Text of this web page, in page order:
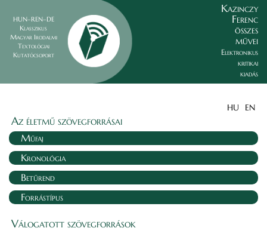
HUN–REN–DE
Klasszikus
Magyar Irodalmi
Textológiai
Kutatócsoport
Kazinczy
Ferenc
összes
művei
Elektronikus
kritikai
kiadás
HU EN
Az életmű szövegforrásai
Műfaj
Kronológia
Betűrend
Forrástípus
Válogatott szövegforrások